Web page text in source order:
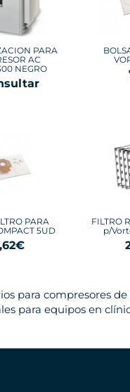
PARA
AC
NEGRO
PARA
5UD
FILTRO
p/
para compresores
para equipos en